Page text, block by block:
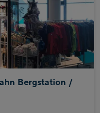
Bergstation /